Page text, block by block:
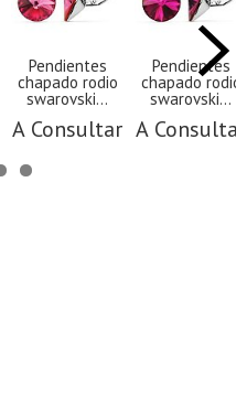
Pendientes
chapado rodio
swarovski...
A Consultar
Pendientes
chapado rodio
swarovski...
A Consultar